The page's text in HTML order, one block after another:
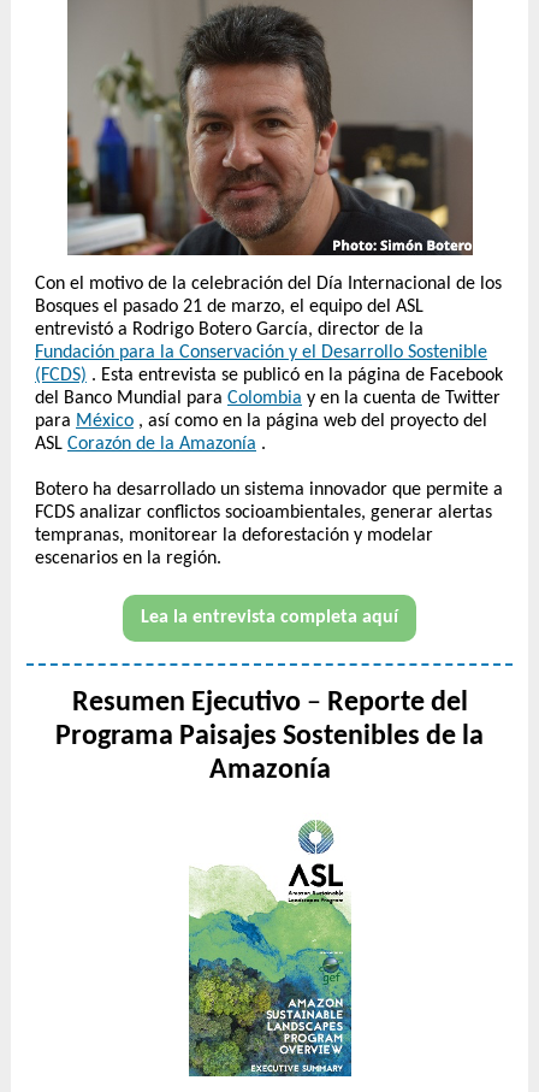
Con el motivo de la celebración del Día Internacional de los
Bosques el pasado 21 de marzo, el equipo del ASL
entrevistó a Rodrigo Botero García, director de la
Fundación para la Conservación y el Desarrollo Sostenible
(FCDS) . Esta entrevista se publicó en la página de Facebook
del Banco Mundial para Colombia y en la cuenta de Twitter
para México , así como en la página web del proyecto del
ASL Corazón de la Amazonía .
Botero ha desarrollado un sistema innovador que permite a
FCDS analizar conflictos socioambientales, generar alertas
tempranas, monitorear la deforestación y modelar
escenarios en la región.
Lea la entrevista completa aquí
Resumen Ejecutivo – Reporte del
Programa Paisajes Sostenibles de la
Amazonía